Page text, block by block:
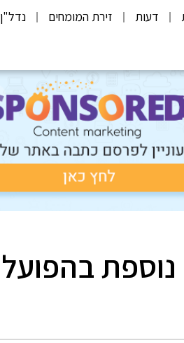
דעות זירת המומחים נדל"ן
בהפועל